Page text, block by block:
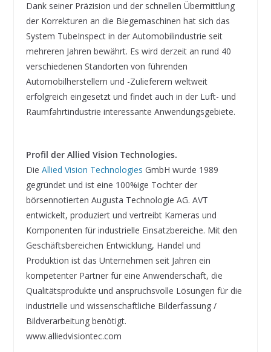
Dank seiner Präzision und der schnellen Übermittlung
der Korrekturen an die Biegemaschinen hat sich das
System TubeInspect in der Automobilindustrie seit
mehreren Jahren bewährt. Es wird derzeit an rund 40
verschiedenen Standorten von führenden
Automobilherstellern und -Zulieferern weltweit
erfolgreich eingesetzt und findet auch in der Luft- und
Raumfahrtindustrie interessante Anwendungsgebiete.
Profil der Allied Vision Technologies.
Die Allied Vision Technologies GmbH wurde 1989
gegründet und ist eine 100%ige Tochter der
börsennotierten Augusta Technologie AG. AVT
entwickelt, produziert und vertreibt Kameras und
Komponenten für industrielle Einsatzbereiche. Mit den
Geschäftsbereichen Entwicklung, Handel und
Produktion ist das Unternehmen seit Jahren ein
kompetenter Partner für eine Anwenderschaft, die
Qualitätsprodukte und anspruchsvolle Lösungen für die
industrielle und wissenschaftliche Bilderfassung /
Bildverarbeitung benötigt.
www.alliedvisiontec.com